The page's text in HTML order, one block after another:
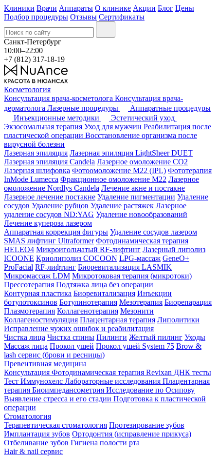
Клиники Врачи Аппараты О клинике Акции Блог Цены
Подбор процедуры Отзывы Сертификаты
Санкт-Петербург
10:00–22:00
+7 (812) 317-18-19
Косметология
Консультация врача-косметолога Консультация врача-
дерматолога Лазерные процедуры
Аппаратные процедуры
Инъекционные методики
Эстетический уход
Экзосомальная терапия Уход для мужчин Реабилитация после
пластической операции Восстановление организма после
вирусной болезни
Лазерная эпиляция Лазерная эпиляция LightSheer DUET
Лазерная эпиляция Candela Лазерное омоложение СО2
Лазерная шлифовка Фотоомоложение M22 (IPL) Фототерапия
InMode Lumecca Фракционное омоложение M22 Лазерное
омоложение Nordlys Candela Лечение акне и постакне
Лазерное лечение постакне Удаление пигментации Удаление
сосудов Удаление рубцов Удаление растяжек Лазерное
удаление сосудов ND:YAG Удаление новообразований
Лечение купероза лазером
Аппаратная коррекция фигуры Удаление сосудов лазером
SMAS лифтинг Ultraformer Фотодинамическая терапия
HELEO4 Микроигольчатый RF-лифтинг Лазерный липолиз
ICOONE Криолиполиз COCOON LPG-массаж GeneO+
ProFacial RF-лифтинг Биоревитализация LASMIK
Микромассаж LDM Микротоковая терапия (микротоки)
Прессотерапия Подтяжка лица без операции
Контурная пластика Биоревитализация Инъекции
ботулотоксинов Ботулинотерапия Мезотерапия Биорепарация
Плазмотерапия Коллагенотерапия Мезонити
Коллагеностимуляция Плацентарная терапия Липолитики
Исправление чужих ошибок и реабилитация
Чистка лица Чистка спины Пилинги Желтый пилинг Уходы
Массаж лица Прокол ушей Прокол ушей System 75 Brow &
lash сервис (брови и ресницы)
Превентивная медицина
Консультация Фотодинамическая терапия Revixan ДНК тесты
Тест Иммунохелс Лабораторные исследования Плацентарная
терапия Биоимпедансометрия Исследование по Осипову
Выявление стресса и его стадии Подготовка к пластической
операции
Стоматология
Терапевтическая стоматология Протезирование зубов
Имплантация зубов Ортодонтия (исправление прикуса)
Отбеливание зубов Гигиена полости рта
Hair & nail сервис